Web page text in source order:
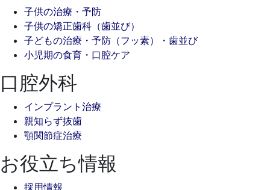
子供の治療・予防
子供の矯正歯科（歯並び）
子どもの治療・予防（フッ素）・歯並び
小児期の食育・口腔ケア
口腔外科
インプラント治療
親知らず抜歯
顎関節症治療
お役立ち情報
採用情報